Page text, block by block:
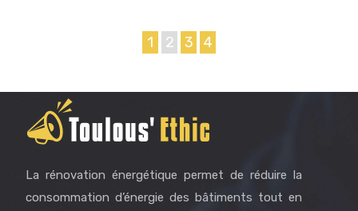
1 2 3 4
La rénovation énergétique permet de réduire la
consommation d’énergie des bâtiments tout en